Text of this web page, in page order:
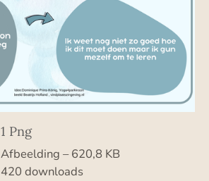
1 Png
Afbeelding – 620,8 KB
420 downloads